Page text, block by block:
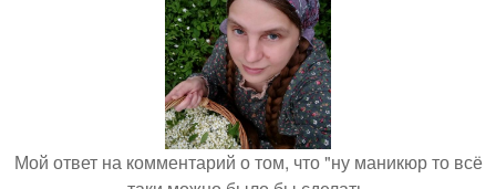
Мой ответ на комментарий о том, что "ну маникюр то всё